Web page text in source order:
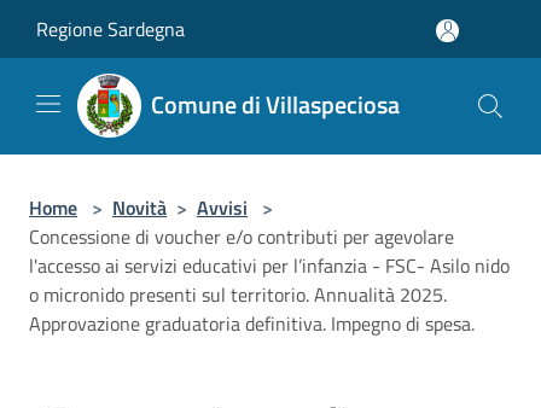
Regione Sardegna
Comune di Villaspeciosa
Home > Novità > Avvisi >
Concessione di voucher e/o contributi per agevolare
l'accesso ai servizi educativi per l’infanzia - FSC- Asilo nido
o micronido presenti sul territorio. Annualità 2025.
Approvazione graduatoria definitiva. Impegno di spesa.